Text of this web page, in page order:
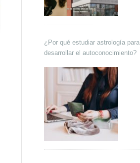
¿Por qué estudiar astrología para
desarrollar el autoconocimiento?